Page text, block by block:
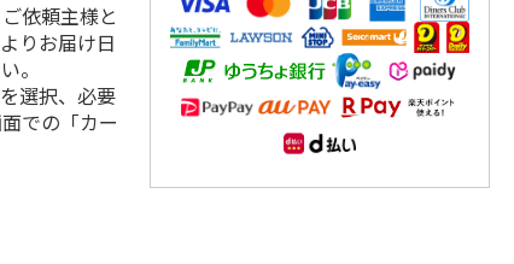
依頼主様と
りお届け日
。
選択、必要
での「カー